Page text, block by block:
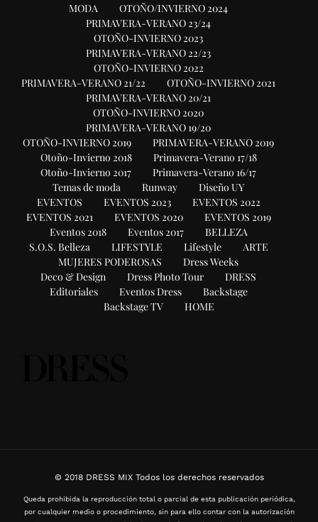
MODA
OTOÑO/INVIERNO 2024
PRIMAVERA-VERANO 23/24
OTOÑO-INVIERNO 2023
PRIMAVERA-VERANO 22/23
OTOÑO-INVIERNO 2022
PRIMAVERA-VERANO 21/22
OTOÑO-INVIERNO 2021
PRIMAVERA-VERANO 20/21
OTOÑO-INVIERNO 2020
PRIMAVERA-VERANO 19/20
OTOÑO-INVIERNO 2019
PRIMAVERA-VERANO 2019
Otoño-Invierno 2018
Primavera-Verano 17/18
Otoño-Invierno 2017
Primavera-Verano 16/17
Temas de moda
Runway
Diseño UY
EVENTOS
EVENTOS 2023
EVENTOS 2022
EVENTOS 2021
EVENTOS 2020
EVENTOS 2019
Eventos 2018
Eventos 2017
BELLEZA
S.O.S. Belleza
LIFESTYLE Lifestyle
ARTE
MUJERES PODEROSAS
Dress Weeks
Deco & Design
Dress Photo Tour
DRESS
Editoriales
Eventos Dress
Backstage
Backstage TV
HOME
© 2018 DRESS MIX Todos los derechos reservados
Queda prohibida la reproducción total o parcial de esta publicación periódica,
por cualquier medio o procedimiento, sin para ello contar con la autorización